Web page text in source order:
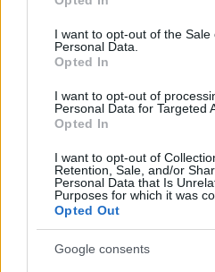
use your data for below
consent section.
I want to opt-out of the Sale
Personal Data.
Opted In
I want to opt-out of
Personal Data for Targeted
Opted In
I want to opt-out of
Retention, Sale, and/or
Personal Data that Is
Purposes for which it was
Opted Out
Google consents
„Csonka évadot
érzés"
mtothorsi•2020. július 15.
Megtartotta évadzáró
Sándor Színház. A